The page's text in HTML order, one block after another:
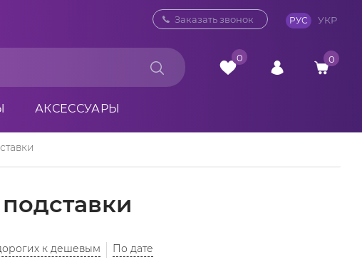
0 800 33 10 32
Заказать звонок РУС УКР
0 0
АКСЕССУАРЫ
к дешевым По дате